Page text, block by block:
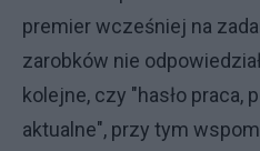
premier wcześniej na
zarobków nie
kolejne, czy "hasło praca,
aktualne", przy tym